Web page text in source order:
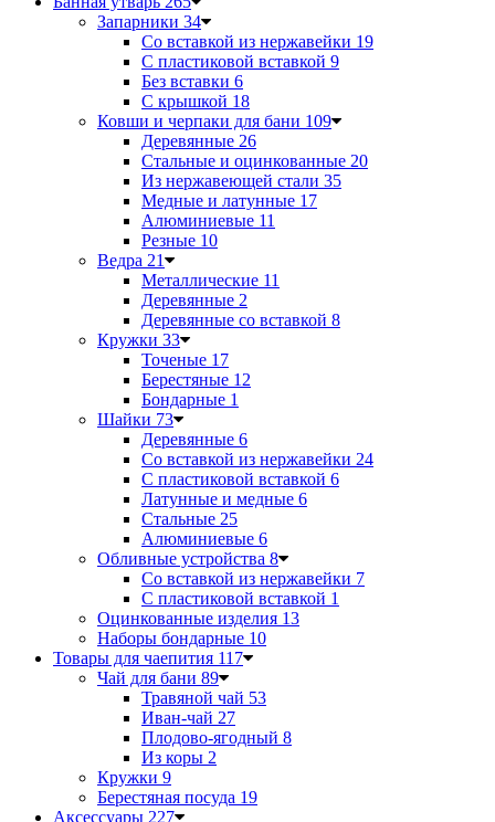
Запарники 34
Со вставкой из нержавейки 19
С пластиковой вставкой 9
Без вставки 6
С крышкой 18
Ковши и черпаки для бани 109
Деревянные 26
Стальные и оцинкованные 20
Из нержавеющей стали 35
Медные и латунные 17
Алюминиевые 11
Резные 10
Ведра 21
Металлические 11
Деревянные 2
Деревянные со вставкой 8
Кружки 33
Точеные 17
Берестяные 12
Бондарные 1
Шайки 73
Деревянные 6
Со вставкой из нержавейки 24
С пластиковой вставкой 6
Латунные и медные 6
Стальные 25
Алюминиевые 6
Обливные устройства 8
Со вставкой из нержавейки 7
С пластиковой вставкой 1
Оцинкованные изделия 13
Наборы бондарные 10
Товары для чаепития 117
Чай для бани 89
Травяной чай 53
Иван-чай 27
Плодово-ягодный 8
Из коры 2
Кружки 9
Берестяная посуда 19
Аксессуары 227